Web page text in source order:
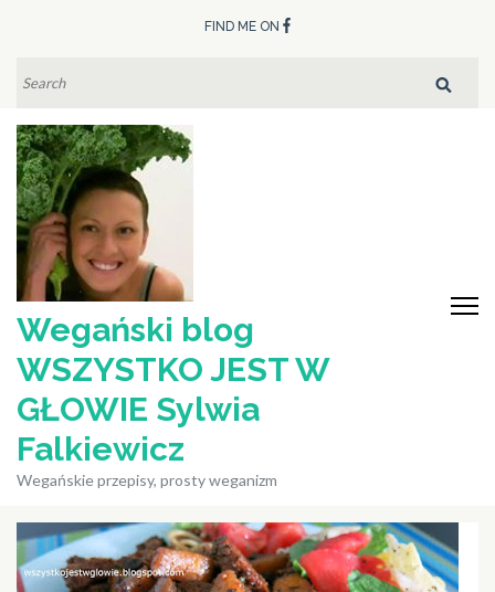
content
(Press
Enter)
FIND ME ON
Wegański blog
WSZYSTKO JEST W
GŁOWIE Sylwia
Falkiewicz
Wegańskie przepisy, prosty weganizm